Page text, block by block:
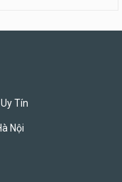
Tín
Nội